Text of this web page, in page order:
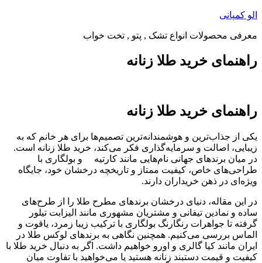
پرش
محتوا
الو کمپانی
معرفی محصولات انواع تشک , پتو , تخت خواب
راهنمای خرید طلا زنانه
راهنمای خرید طلا زنانه
یکی از جذاب‌ترین و هوشمندانه‌ترین تصمیم‌ها برای هر خانم که به
زیبایی، اصالت و سرمایه‌گذاری فکر می‌کند، خرید طلا زنانه است.
در میان برندهای جهانی نام‌هایی مانند کارتیه و بولگاری با
طراحی‌های خاص، کیفیت ممتاز و تاریخچه درخشان خود، جایگاه
ویژه‌ای در ذهن خریداران دارند.
در این مقاله، دنیای درخشان برندهای مطرح طلا را از طرح‌های
ساده و نمادین تیفانی و مشتریان مشهوری مانند الیزابت تیلور
گرفته تا جواهرات رنگارنگ بولگاری با ترکیب زیبا زمرد، یاقوت و
الماس بررسی می‌کنیم. همچنین نگاهی به برندهای لوکس طلا در
ایران مانند کیا گالری و اورو خواهیم داشت. اگر به دنبال خرید طلا با
کیفیت و قیمت دستبند زنانه هستید یا می‌خواهید با تفاوت میان